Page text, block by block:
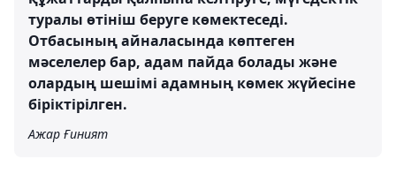
туралы өтініш беруге көмектеседі.
Отбасының айналасында көптеген
мәселелер бар, адам пайда болады және
олардың шешімі адамның көмек жүйесіне
біріктірілген.
Ажар Ғиният